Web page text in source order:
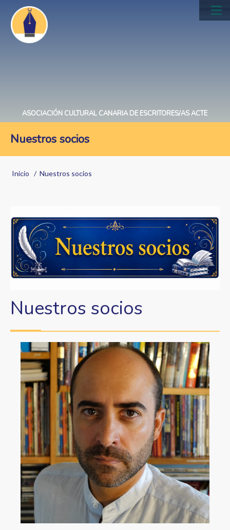
Pasar
contenido
principal
ASOCIACIÓN CULTURAL CANARIA DE ESCRITORES/AS ACTE
Nuestros socios
Sobrescribir
ayuda
a
la
navegación
Inicio Nuestros socios
Nuestros socios